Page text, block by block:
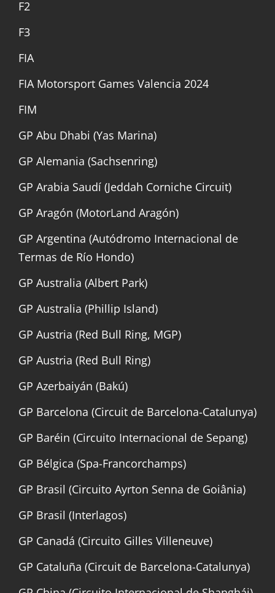
F2
F3
FIA
FIA Motorsport Games Valencia 2024
FIM
GP Abu Dhabi (Yas Marina)
GP Alemania (Sachsenring)
GP Arabia Saudí (Jeddah Corniche Circuit)
GP Aragón (MotorLand Aragón)
GP Argentina (Autódromo Internacional de
Termas de Río Hondo)
GP Australia (Albert Park)
GP Australia (Phillip Island)
GP Austria (Red Bull Ring, MGP)
GP Austria (Red Bull Ring)
GP Azerbaiyán (Bakú)
GP Barcelona (Circuit de Barcelona-Catalunya)
GP Baréin (Circuito Internacional de Sepang)
GP Bélgica (Spa-Francorchamps)
GP Brasil (Circuito Ayrton Senna de Goiânia)
GP Brasil (Interlagos)
GP Canadá (Circuito Gilles Villeneuve)
GP Cataluña (Circuit de Barcelona-Catalunya)